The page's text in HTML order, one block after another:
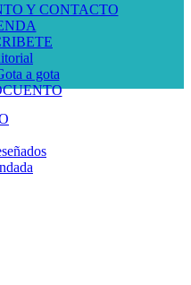
Y CONTACTO
a gota